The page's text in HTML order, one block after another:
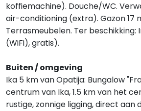
koffiemachine). Douche/WC.
air-conditioning (extra). Gazon 17
Terrasmeubelen. Ter
(WiFi), gratis).
Buiten / omgeving
Ika 5 km van Opatija: Bungalow
centrum van Ika, 1.5 km van het
rustige, zonnige ligging, direct aan